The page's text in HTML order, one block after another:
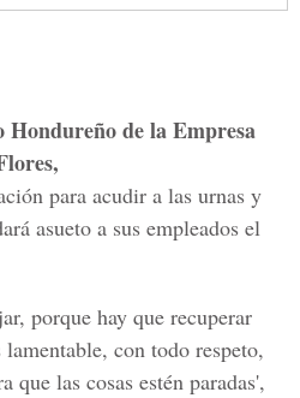
Hondureño de la Empresa
para acudir a las urnas y
asueto a sus empleados el
porque hay que recuperar
con todo respeto,
que las cosas estén paradas',